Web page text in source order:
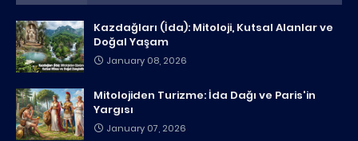
Kazdağları (İda): Mitoloji, Kutsal Alanlar ve
Doğal Yaşam
January 08, 2026
Mitolojiden Turizme: İda Dağı ve Paris'in
Yargısı
January 07, 2026